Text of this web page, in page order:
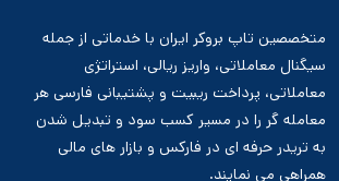
متخصصین تاپ بروکر ایران با خدماتی از جمله
سیگنال معاملاتی، واریز ریالی، استراتژی
معاملاتی، پرداخت ریبیت و پشتیبانی فارسی هر
معامله گر را در مسیر کسب سود و تبدیل شدن
به تریدر حرفه ای در فارکس و بازار های مالی
همراهی می نمایند.